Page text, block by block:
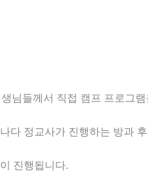
님들께서 직접 캠프 프로그
다 정교사가 진행하는 방과
진행됩니다.